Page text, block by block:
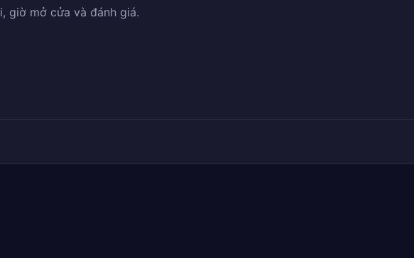
giờ mở cửa và đánh giá.